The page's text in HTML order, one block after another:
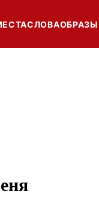
СЛОВАОБРАЗЫ